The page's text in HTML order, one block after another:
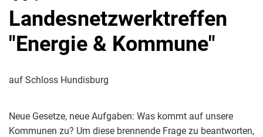
Landesnetzwerktreffen
"Energie & Kommune"
auf Schloss Hundisburg
Neue Gesetze, neue Aufgaben: Was kommt auf unsere
Kommunen zu? Um diese brennende Frage zu beantworten,